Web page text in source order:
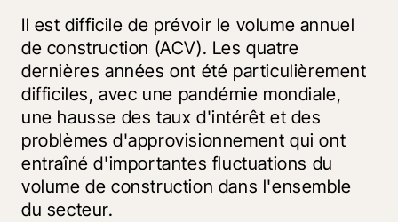
Il est difficile de prévoir le volume annuel
de construction (ACV). Les quatre
dernières années ont été particulièrement
difficiles, avec une pandémie mondiale,
une hausse des taux d'intérêt et des
problèmes d'approvisionnement qui ont
entraîné d'importantes fluctuations du
volume de construction dans l'ensemble
du secteur.